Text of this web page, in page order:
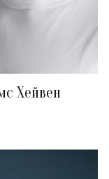
Хейвен